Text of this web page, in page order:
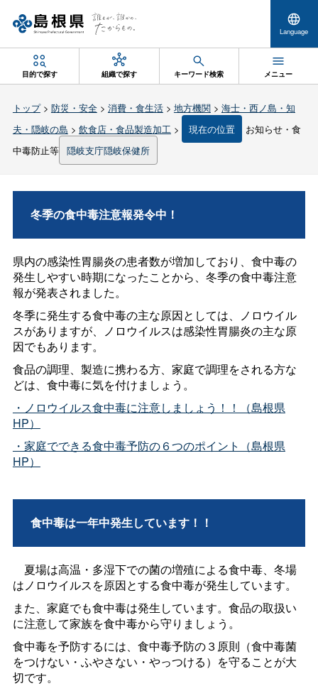
Language
目的で探す 組織で探す キーワード検索 メニュー
トップ> 防災・安全> 消費・食生活> 地方機関> 海士・西ノ島・知
夫・隠岐の島 > 飲食店・食品製造加工> 現在の位置
お知らせ・食
中毒防止等 隠岐支庁隠岐保健所
冬季の食中毒注意報発令中！
県内の感染性胃腸炎の患者数が増加しており、食中毒の
発生しやすい時期になったことから、冬季の食中毒注意
報が発表されました。
冬季に発生する食中毒の主な原因としては、ノロウイル
スがありますが、ノロウイルスは感染性胃腸炎の主な原
因でもあります。
食品の調理、製造に携わる方、家庭で調理をされる方な
どは、食中毒に気を付けましょう。
・ノロウイルス食中毒に注意しましょう！！（島根県
HP）
・家庭でできる食中毒予防の６つのポイント（島根県
HP）
食中毒は一年中発生しています！！
夏場は高温・多湿下での菌の増殖による食中毒、冬場
はノロウイルスを原因とする食中毒が発生しています。
また、家庭でも食中毒は発生しています。食品の取扱い
に注意して家族を食中毒から守りましょう。
食中毒を予防するには、食中毒予防の３原則（食中毒菌
をつけない・ふやさない・やっつける）を守ることが大
切です。